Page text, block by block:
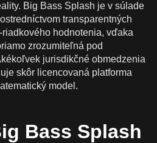
Big Bass Splash je v súlade
transparentných
hodnotenia, vďaka
zrozumiteľná pod
jurisdikčné obmedzenia
skôr licencovaná platforma
model.
Bass Splash